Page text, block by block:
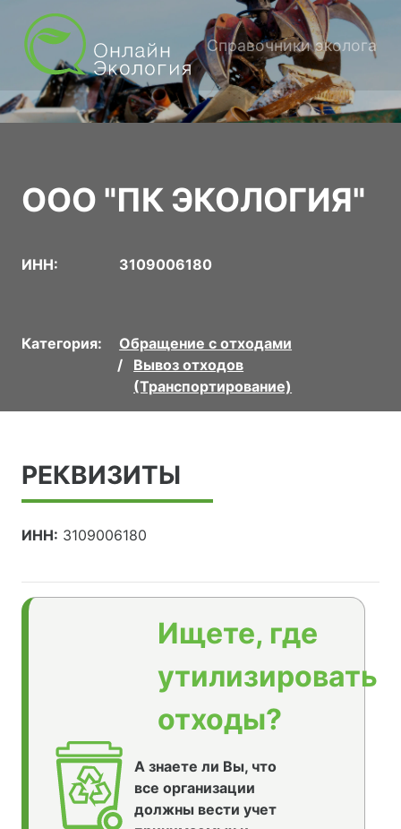
Справочники эколога
ООО "ПК ЭКОЛОГИЯ"
ИНН: 3109006180
Категория:
Обращение с отходами
Вывоз отходов
(Транспортирование)
РЕКВИЗИТЫ
ИНН: 3109006180
Ищете, где
утилизировать
отходы?
А знаете ли Вы, что
все организации
должны вести учет